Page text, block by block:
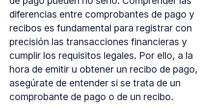
diferencias entre comprobantes de pago y
recibos es fundamental para registrar con
precisión las transacciones financieras y
cumplir los requisitos legales. Por ello, a la
hora de emitir u obtener un recibo de pago,
asegúrate de entender si se trata de un
comprobante de pago o de un recibo.